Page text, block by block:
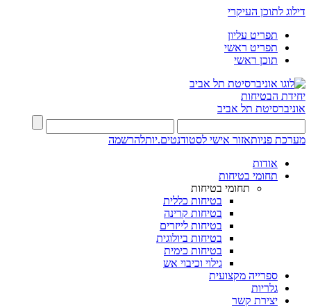
דילוג לתוכן העיקרי
תפריט עליון
תפריט ראשי
תוכן ראשי
יחידת הבטיחות
אוניברסיטת תל אביב
מערכת פניותאזור אישי לסטודנטים.יותלהרשמה
אודות
תחומי בטיחות
תחומי בטיחות
בטיחות כללית
בטיחות קרינה
בטיחות לייזרים
בטיחות ביולוגית
בטיחות כימית
גילוי וכיבוי אש
ספרייה מקצועית
גלריות
יצירת קשר